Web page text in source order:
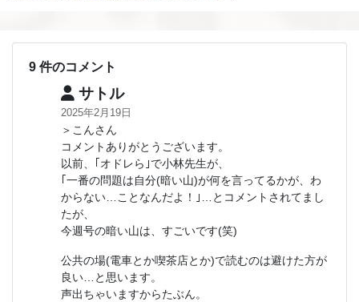
9 件のコメント
サトル
2025年2月19日
＞こんさん
コメントありがとうございます。
以前、｢オドレら｣で小林先生が、
｢一番の問題は自分(暗い山)が何を言ってるかが、わ
からない…ことなんだよ！｣…とコメントされてまし
たが、
今週号の暗い山は、すごいです(笑)
公共の場(電車とか喫茶店とか)で読むのは避けた方が
良い…と思います。
声出ちゃいますからたぶん。